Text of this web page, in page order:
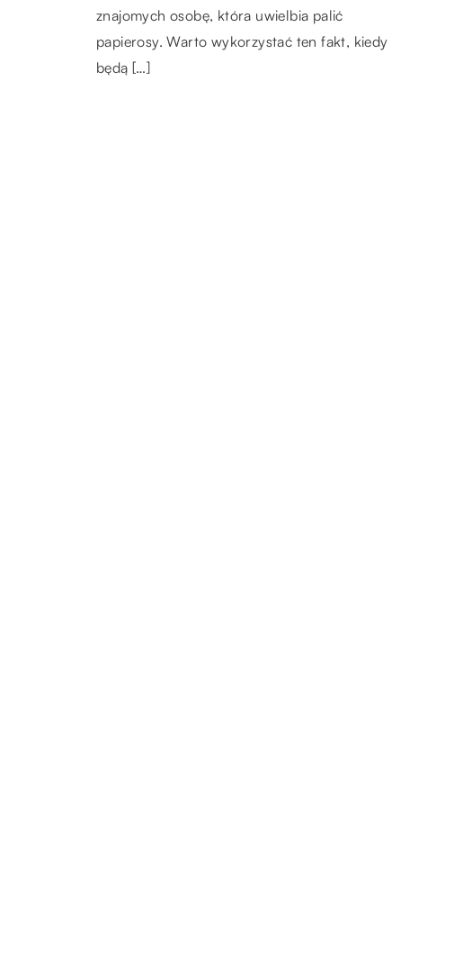
Wentylacja jest ważnym elementem w
projektowaniu i eksploatacji magazynów.
Systemy wentylacyjne służą do kontroli
znajomych osobę, która uwielbia palić
papierosy. Warto wykorzystać ten fakt, kiedy
będą […]
jednych z najpopularniejszych zegarków na
świecie. Z racji na bardzo dobry stosunek
jakości do […]